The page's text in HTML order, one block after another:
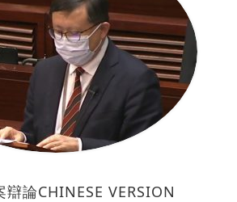
論CHINESE VERSION